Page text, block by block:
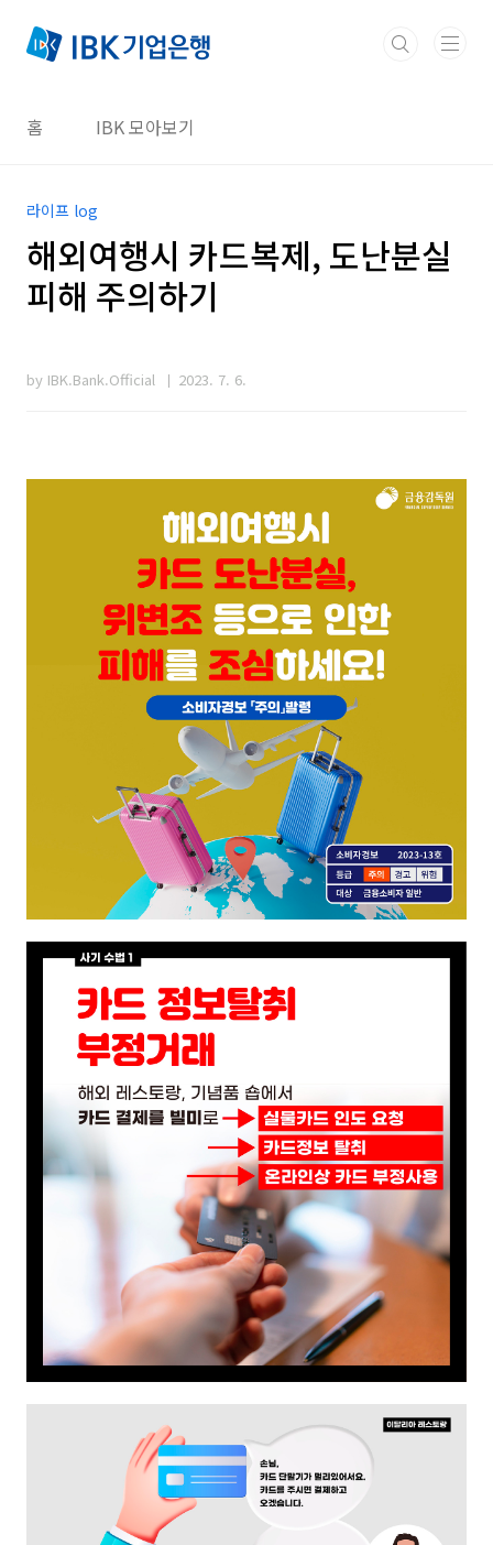
홈 IBK 모아보기
라이프 log
해외여행시 카드복제, 도난분실
피해 주의하기
by IBK.Bank.Official 2023. 7. 6.